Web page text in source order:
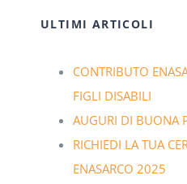
ULTIMI ARTICOLI
CONTRIBUTO
FIGLI DISABILI
AUGURI DI BUONA
RICHIEDI LA TUA
ENASARCO 2025